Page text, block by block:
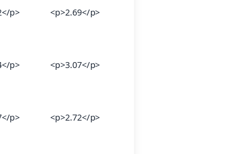
p> <p>2.69</p>
p> <p>3.07</p>
p> <p>2.72</p>